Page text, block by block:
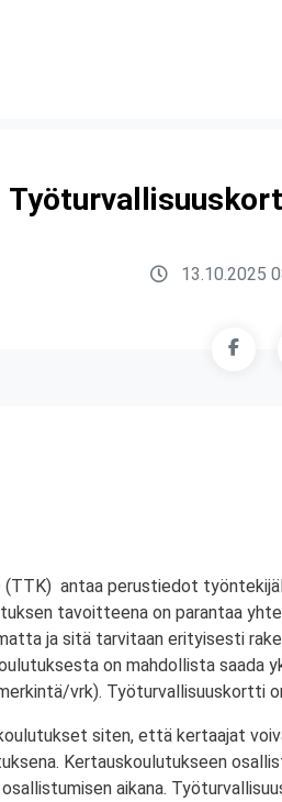
13.10.2025
antaa perustiedot
tavoitteena on parantaa
ja sitä tarvitaan erityisesti
on mahdollista saada
vrk). Työturvallisuuskortti
siten, että kertaajat
Kertauskoulutukseen
aikana.